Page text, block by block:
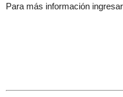
Para más información